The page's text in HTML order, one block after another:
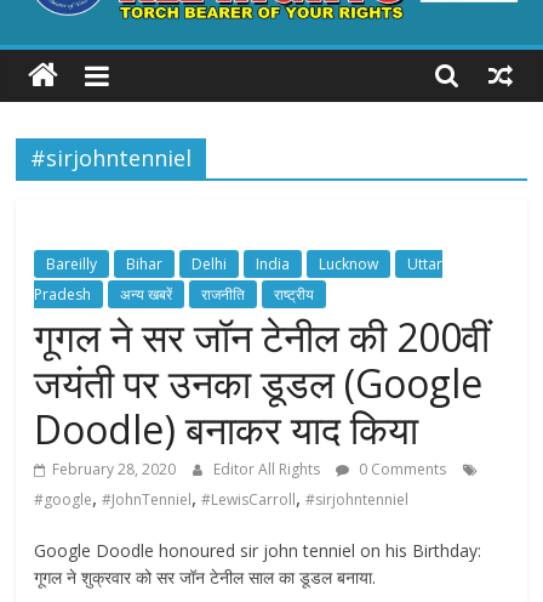
ALL
RIGHTS
Torch
your
Rights
#sirjohntenniel
Bareilly Bihar Delhi India Lucknow
Uttar
Pradesh
अन्य खबरें राजनीति राष्ट्रीय
गूगल ने सर जॉन टेनील की 200वीं
जयंती पर उनका डूडल (Google
Doodle) बनाकर याद किया
February 28, 2020 Editor All Rights
0 Comments
#google,#JohnTenniel,#LewisCarroll,#sirjohntenniel
Google Doodle honoured sir john tenniel on his Birthday:
गूगल ने शुक्रवार को सर जॉन टेनील साल का डूडल बनाया.